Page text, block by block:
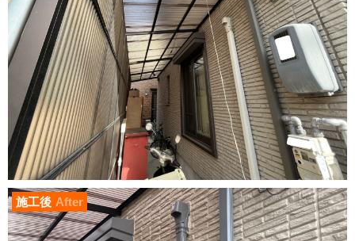
施工後 After